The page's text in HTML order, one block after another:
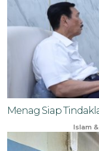
Menag Siap
Islam